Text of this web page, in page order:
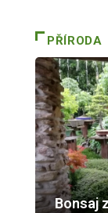
PŘÍRODA
Bonsaj